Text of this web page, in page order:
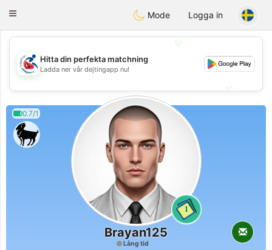
Handi Space
Toggle
Mode Logga in
💖
💕
Hitta din perfekta matchning
Ladda ner vår dejtingapp nu!
0.7/1
1
Brayan125
Lång tid